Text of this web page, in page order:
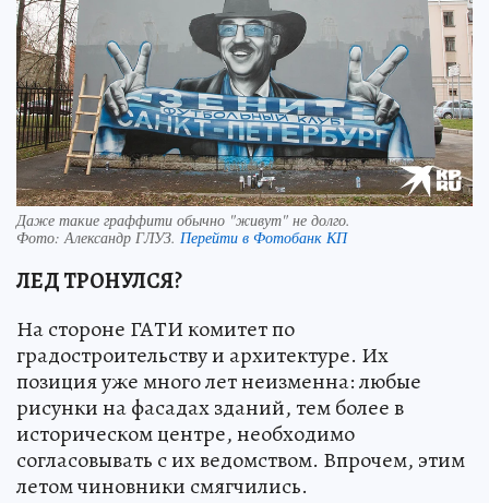
Даже такие граффити обычно "живут" не долго.
Фото:Александр ГЛУЗ. Перейти в Фотобанк КП
ЛЕД ТРОНУЛСЯ?
На стороне ГАТИ комитет по
градостроительству и архитектуре. Их
позиция уже много лет неизменна: любые
рисунки на фасадах зданий, тем более в
историческом центре, необходимо
согласовывать с их ведомством. Впрочем, этим
летом чиновники смягчились.